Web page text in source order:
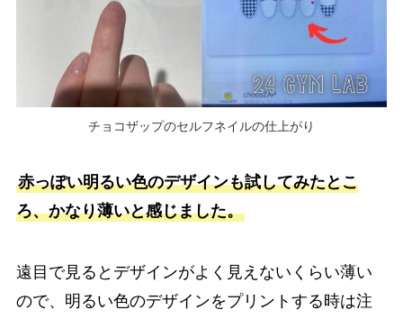
チョコザップのセルフネイルの仕上がり
赤っぽい明るい色のデザインも試してみたとこ
ろ、かなり薄いと感じました。
遠目で見るとデザインがよく見えないくらい薄い
ので、明るい色のデザインをプリントする時は注